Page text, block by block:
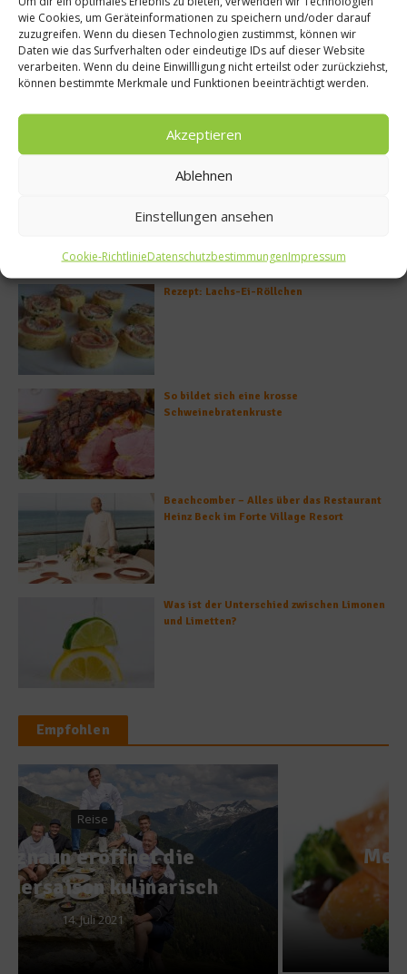
wie Cookies, um Geräteinformationen zu speichern und/oder darauf
zuzugreifen. Wenn du diesen Technologien zustimmst, können wir
Daten wie das Surfverhalten oder eindeutige IDs auf dieser Website
verarbeiten. Wenn du deine Einwillligung nicht erteilst oder zurückziehst,
können bestimmte Merkmale und Funktionen beeinträchtigt werden.
Akzeptieren
Ablehnen
Einstellungen ansehen
Cookie-RichtlinieDatenschutzbestimmungenImpressum
gefüllten Poveraden
Rezept: Lachs-Ei-Röllchen
So bildet sich eine krosse
Schweinebratenkruste
Beachcomber – Alles über das Restaurant
Heinz Beck im Forte Village Resort
Was ist der Unterschied zwischen Limonen
und Limetten?
Empfohlen
Kochen & Rezepte
Meeresfische kennen
lernen